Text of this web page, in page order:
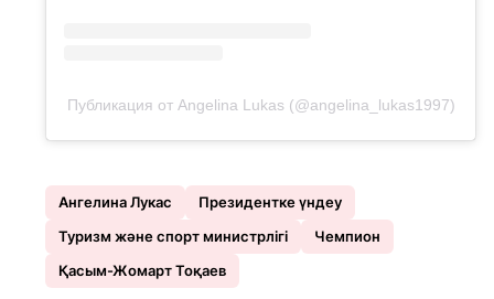
Публикация от Angelina Lukas (@angelina_lukas1997)
Ангелина Лукас
Президентке үндеу
Туризм және спорт министрлігі
Чемпион
Қасым-Жомарт Тоқаев